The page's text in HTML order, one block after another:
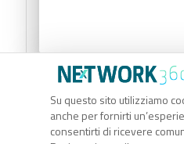
Su questo sito utilizziamo
anche per fornirti
consentirti di ricevere
Codice
Clicca sul pulsante per
RSS link